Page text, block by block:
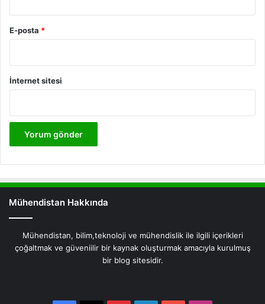
E-posta *
İnternet sitesi
Mühendistan Hakkında
Mühendistan, bilim,teknoloji ve mühendislik ile ilgili içerikleri
çoğaltmak ve güveniilir bir kaynak oluşturmak amacıyla kurulmuş
bir blog sitesidir.